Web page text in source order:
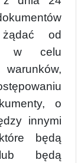
od
w celu
o
innymi
będą
będą